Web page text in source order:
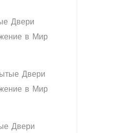
Двери
в Мир
Двери
в Мир
Двери